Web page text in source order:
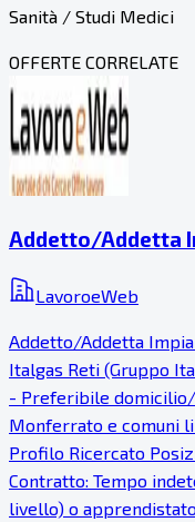
Sanità / Studi Medici
OFFERTE CORRELATE
Addetto/Addetta
LavoroeWeb
Addetto/Addetta
Italgas Reti (Gruppo
- Preferibile
Monferrato e comuni
Profilo Ricercato
Contratto: Tempo
livello) o